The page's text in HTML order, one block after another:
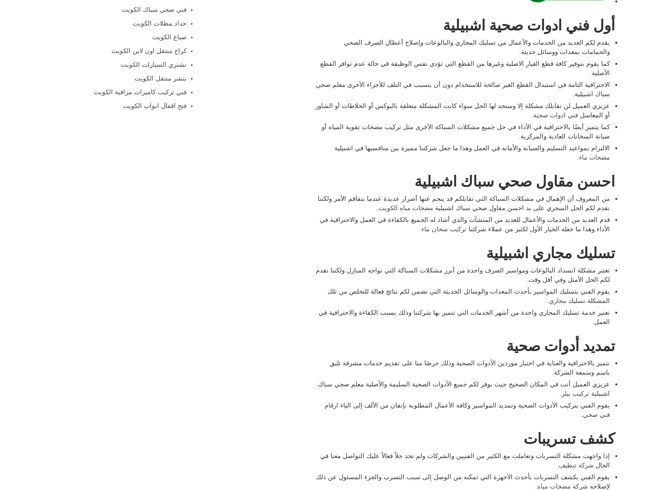
أول فني ادوات صحية اشبيلية
يقدم لكم العديد من الخدمات والأعمال من تسليك المجاري والبالوعات وإصلاح أعطال الصرف الصحي
والحمامات بمعدات ووسائل حديثة.
كما يقوم بتوفير كافة قطع الغيار الاصلية وغيرها من القطع التي تؤدي نفس الوظيفة في حالة عدم توافر القطع
الأصلية.
الاحترافية التامة في استبدال القطع الغير صالحة للاستخدام دون أن يتسبب في التلف للأجزاء الأخرى معلم صحي
سباك اشبيلية.
عزيزي العميل لن تقابلك مشكلة إلا وستجد لها الحل سواء كانت المشكلة متعلقة بالبوكس أو الخلاطات أو الشاور
أو المغاسل فني ادوات صحية
كما يتميز أيضًا بالاحترافية في الأداء في حل جميع مشكلات السباكة الأخرى مثل تركيب مضخات تقوية المياه أو
صيانة السخانات العادية والمركزية.
الالتزام بمواعيد التسليم والصيانة والأمانة في العمل وهذا ما جعل شركتنا مميزة بين منافسيها في اشبيلية
مضخات ماء
احسن مقاول صحي سباك اشبيلية
من المعروف أن الإهمال في مشكلات السباكة التي تقابلكم قد ينجم عنها أضرار عديدة عندما يتفاقم الأمر ولكننا
نقدم لكم الحل السحري على يد احسن مقاول صحي سباك اشبيلية مضخات مياه الكويت
قدم العديد من الخدمات والأعمال للعديد من المنشآت والذي أشاد له الجميع بالكفاءة في العمل والاحترافية في
الأداء وهذا ما جعله الخيار الأول لكثير من عملاء شركتنا تركيب سخان ماء
تسليك مجاري اشبيلية
تعتبر مشكلة انسداد البالوعات ومواسير الصرف واحدة من أبرز مشكلات السباكة التي تواجه المنازل ولكننا نقدم
لكم الحل الأمثل وفي أقل وقت.
يقوم الفني بتسليك المواسير بأحدث المعدات والوسائل الحديثة التي تضمن لكم نتائج فعالة للتخلص من تلك
المشكلة تسليك مجاري
تعتبر خدمة تسليك المجاري واحدة من أشهر الخدمات التي تتميز بها شركتنا وذلك بسبب الكفاءة والاحترافية في
العمل.
تمديد أدوات صحية
نتميز بالاحترافية والعناية في اختيار موردين الأدوات الصحية وذلك حرصًا منا على تقديم خدمات مشرفة تليق
باسم وسمعة الشركة.
عزيزي العميل أنت في المكان الصحيح حيث نوفر لكم جميع الأدوات الصحية السليمة والأصلية معلم صحي سباك
اشبيلية تركيب بيلر
يقوم الفني بتركيب الأدوات الصحية وتمديد المواسير وكافة الأعمال المطلوبة بإتقان من الألف إلى الياء ارقام
فني صحي
كشف تسريبات
إذا واجهت مشكلة التسربات وتعاملت مع الكثير من الفنيين والشركات ولم تجد حلاً فعالاً عليك التواصل معنا في
الحال شركة تنظيف
يقوم الفني بكشف التسربات بأحدث الأجهزة التي تمكنه من الوصل إلى سبب التسرب والجزء المسئول عن ذلك
لإصلاحه شركة مضخات مياه
فني صحي سباك الكويت
حداد مظلات الكويت
صباغ الكويت
كراج متنقل اون لاين الكويت
نشتري السيارات الكويت
بنشر متنقل الكويت
فني تركيب كاميرات مراقبة الكويت
فتح اقفال ابواب الكويت